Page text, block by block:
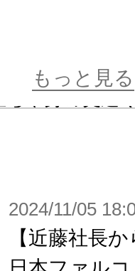
えをモチーフ
ました。
」をはじめ、
もっと見る
2024/11/05
【近藤社長